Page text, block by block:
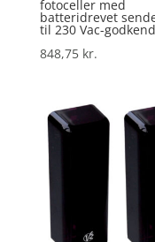
fotoceller med
batteridrevet
til 230 Vac-
848,75 kr.